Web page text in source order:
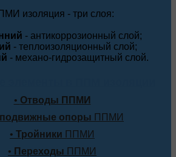
изоляция - три слоя:
- антикоррозионный слой;
- теплоизоляционный слой;
- механо-гидрозащитный слой.
• Отводы ППМИ
опоры ППМИ
• Тройники ППМИ
• Переходы ППМИ